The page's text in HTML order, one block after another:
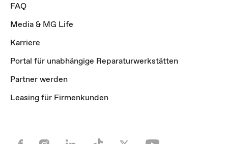
FAQ
Media & MG Life
Karriere
Portal für unabhängige Reparaturwerkstätten
Partner werden
Leasing für Firmenkunden